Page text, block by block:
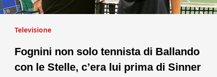
Televisione
Fognini non solo tennista di Ballando
con le Stelle, c’era lui prima di Sinner